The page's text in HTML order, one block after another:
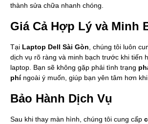
thành sửa chữa nhanh chóng.
Giá Cả Hợp Lý và Minh
Tại Laptop Dell Sài Gòn, chúng tôi luôn
dịch vụ rõ ràng và minh bạch trước khi tiến
laptop. Bạn sẽ không gặp phải tình trạng
phíngoài ý muốn, giúp bạn yên tâm hơn
Bảo Hành Dịch Vụ
Sau khi thay màn hình, chúng tôi cung cấp